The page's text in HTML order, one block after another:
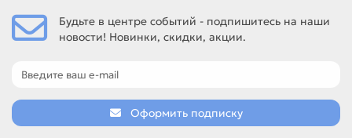
Будьте в центре событий - подпишитесь на наши
новости! Новинки, скидки, акции.
Оформить подписку